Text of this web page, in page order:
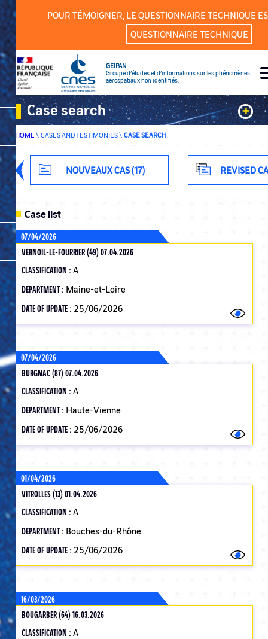
POUR TÉMOIGNER, LE QUESTIONNAIRE TECHNIQUE
QUESTIONNAIRE TECHNIQUE
GEIPAN
Groupe d’études et d’informations sur les phénomènes
aérospatiaux non identifiés.
Case search +
Keywords
Classification
ADVANCED SEARCH
NOUVEAUX CAS (17) REVISED
HOME \ CASES AND TESTIMONIES\ CASE SEARCH
Case list
07/04/2026
VERNOIL-LE-FOURRIER (49) 07.04.2026
CLASSIFICATION : A
DEPARTMENT : Maine-et-Loire
DATE OF UPDATE : 25/06/2026
07/04/2026
BURGNAC (87) 07.04.2026
CLASSIFICATION : A
DEPARTMENT : Haute-Vienne
DATE OF UPDATE : 25/06/2026
01/04/2026
VITROLLES (13) 01.04.2026
CLASSIFICATION : A
DEPARTMENT : Bouches-du-Rhône
DATE OF UPDATE : 25/06/2026
16/03/2026
BOUGARBER (64) 16.03.2026
CLASSIFICATION : A